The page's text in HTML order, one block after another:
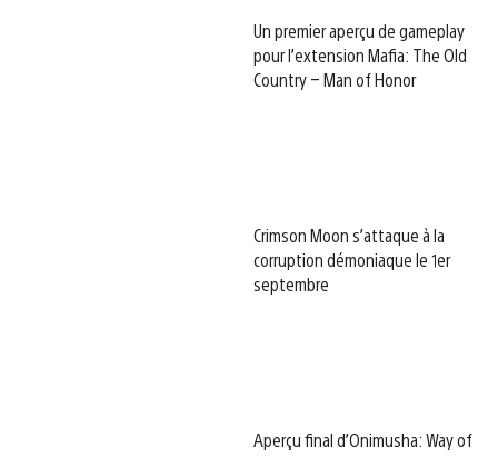
Un premier aperçu de gameplay
pour l’extension Mafia: The Old
Country – Man of Honor
Crimson Moon s’attaque à la
corruption démoniaque le 1er
septembre
Aperçu final d’Onimusha: Way of